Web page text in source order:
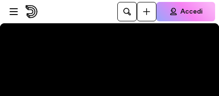
Vai al lettore
Passa al contenuto principale
Accedi